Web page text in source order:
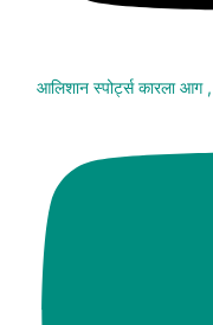
आलिशान स्पोर्ट्स कारला आग